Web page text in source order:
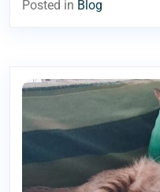
Posted in Blog